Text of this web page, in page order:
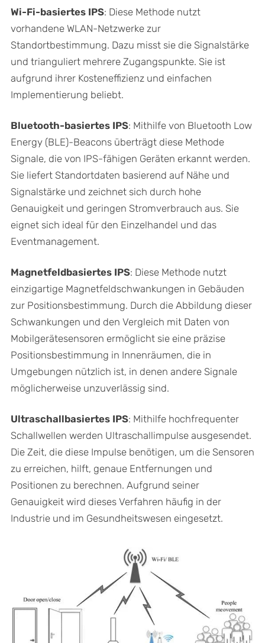
Wi-Fi-basiertes IPS: Diese Methode nutzt
vorhandene WLAN-Netzwerke zur
Standortbestimmung. Dazu misst sie die Signalstärke
und trianguliert mehrere Zugangspunkte. Sie ist
aufgrund ihrer Kosteneffizienz und einfachen
Implementierung beliebt.
Bluetooth-basiertes IPS: Mithilfe von Bluetooth Low
Energy (BLE)-Beacons überträgt diese Methode
Signale, die von IPS-fähigen Geräten erkannt werden.
Sie liefert Standortdaten basierend auf Nähe und
Signalstärke und zeichnet sich durch hohe
Genauigkeit und geringen Stromverbrauch aus. Sie
eignet sich ideal für den Einzelhandel und das
Eventmanagement.
Magnetfeldbasiertes IPS: Diese Methode nutzt
einzigartige Magnetfeldschwankungen in Gebäuden
zur Positionsbestimmung. Durch die Abbildung dieser
Schwankungen und den Vergleich mit Daten von
Mobilgerätesensoren ermöglicht sie eine präzise
Positionsbestimmung in Innenräumen, die in
Umgebungen nützlich ist, in denen andere Signale
möglicherweise unzuverlässig sind.
Ultraschallbasiertes IPS: Mithilfe hochfrequenter
Schallwellen werden Ultraschallimpulse ausgesendet.
Die Zeit, die diese Impulse benötigen, um die Sensoren
zu erreichen, hilft, genaue Entfernungen und
Positionen zu berechnen. Aufgrund seiner
Genauigkeit wird dieses Verfahren häufig in der
Industrie und im Gesundheitswesen eingesetzt.